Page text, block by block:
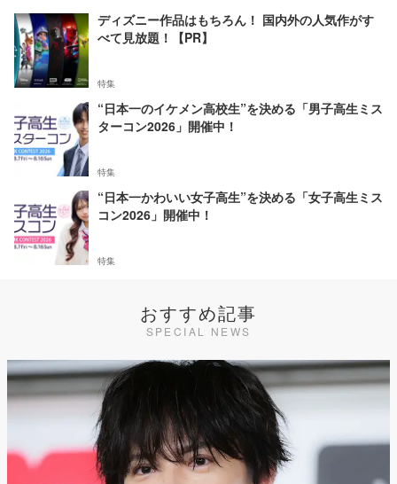
ディズニー作品はもちろん！ 国内外の人気作がす
べて見放題！【PR】
特集
“日本一のイケメン高校生”を決める「男子高生ミス
ターコン2026」開催中！
特集
“日本一かわいい女子高生”を決める「女子高生ミス
コン2026」開催中！
特集
おすすめ記事
SPECIAL NEWS